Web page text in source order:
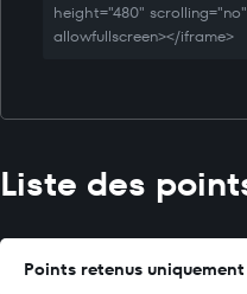
height="480"
allowfullscreen></iframe>
Liste des
Points retenus uniquement